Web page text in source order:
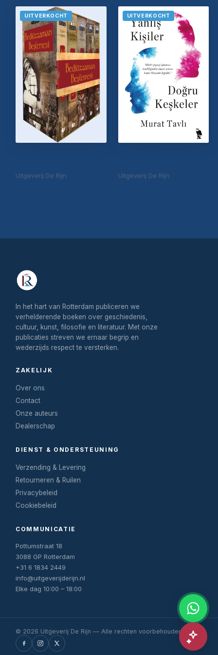
UITVERKOCHT
Uitgeverij De Rijn
UITVERKOCHT
Uitgeverij De Rijn
In het hart van Rotterdam publiceren we
verhelderende boeken over geschiedenis,
cultuur, kunst, filosofie en literatuur. Met onze
publicaties streven we ernaar begrip en
wederzijds respect te versterken.
ZAKELIJK
Over ons
Contact
Onze auteurs
Dealerschap
DIENST & ONDERSTEUNING
Verzending & Levering
Retourneren & Ruilen
Privacybeleid
Cookiebeleid
COMMUNICATIE
Pottumstraat 18
3088 GP Rotterdam
+31 6 1834 2449
info@uitgeverijderijn.nl
Elke dag 10:00 – 18:00
© 2026 Uitgeverij De Rijn — Alle rechten voorbehouden.